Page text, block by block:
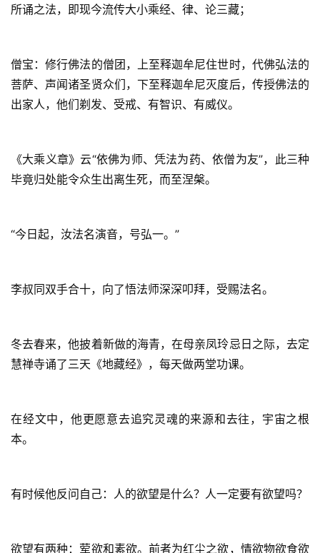
所诵之法，即现今流传大小乘经、律、论三藏；
僧宝：修行佛法的僧团，上至释迦牟尼住世时，代佛弘法的
菩萨、声闻诸圣贤众们，下至释迦牟尼灭度后，传授佛法的
出家人，他们剃发、受戒、有智识、有威仪。
《大乘义章》云“依佛为师、凭法为药、依僧为友”，此三种
毕竟归处能令众生出离生死，而至涅槃。
“今日起，汝法名演音，号弘一。”
李叔同双手合十，向了悟法师深深叩拜，受赐法名。
冬去春来，他披着新做的海青，在母亲凤玲忌日之际，去定
慧禅寺诵了三天《地藏经》，每天做两堂功课。
在经文中，他更愿意去追究灵魂的来源和去往，宇宙之根
本。
有时候他反问自己：人的欲望是什么？人一定要有欲望吗？
欲望有两种：荤欲和素欲。前者为红尘之欲，情欲物欲食欲